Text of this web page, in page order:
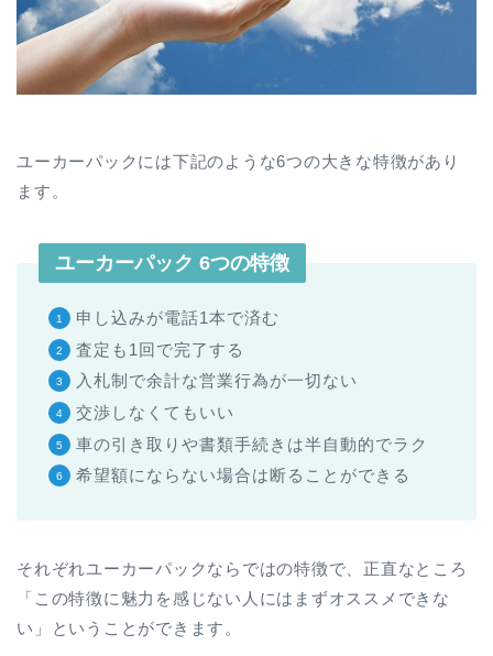
ユーカーパックには下記のような6つの大きな特徴があり
ます。
ユーカーパック 6つの特徴
申し込みが電話1本で済む
査定も1回で完了する
入札制で余計な営業行為が一切ない
交渉しなくてもいい
車の引き取りや書類手続きは半自動的でラク
希望額にならない場合は断ることができる
それぞれユーカーパックならではの特徴で、正直なところ
「この特徴に魅力を感じない人にはまずオススメできな
い」ということができます。